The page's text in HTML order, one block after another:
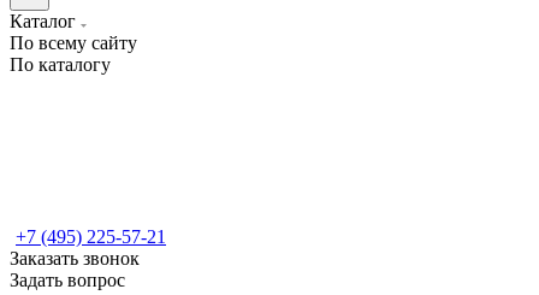
Каталог
По всему сайту
По каталогу
+7 (495) 225-57-21
Заказать звонок
Задать вопрос